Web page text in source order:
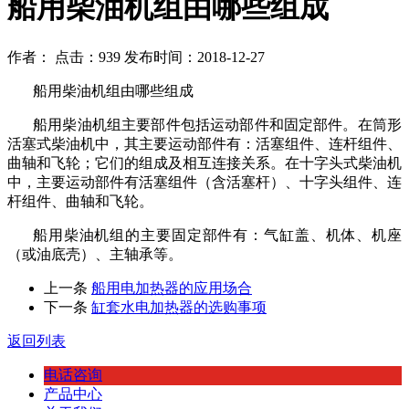
船用柴油机组由哪些组成
作者： 点击：939 发布时间：2018-12-27
船用柴油机组由哪些组成
船用柴油机组主要部件包括运动部件和固定部件。在筒形
活塞式柴油机中，其主要运动部件有：活塞组件、连杆组件、
曲轴和飞轮；它们的组成及相互连接关系。在十字头式柴油机
中，主要运动部件有活塞组件（含活塞杆）、十字头组件、连
杆组件、曲轴和飞轮。
船用柴油机组的主要固定部件有：气缸盖、机体、机座
（或油底壳）、主轴承等。
上一条 船用电加热器的应用场合
下一条 缸套水电加热器的选购事项
返回列表
电话咨询
产品中心